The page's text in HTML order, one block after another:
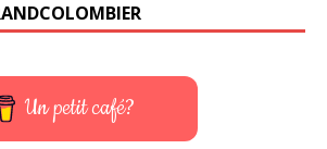
Un petit café?